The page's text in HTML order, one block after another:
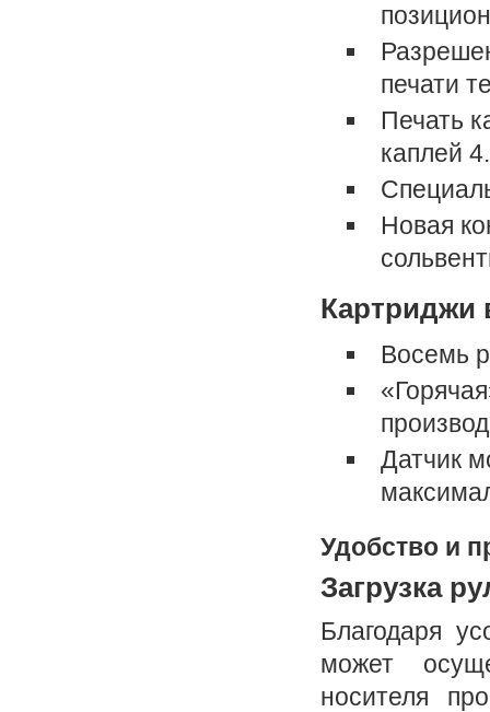
печати
Печать
каплей
Новая
Картриджи
Восемь
Датчик
Удобство и
Загрузка
Благодаря
может
носителя